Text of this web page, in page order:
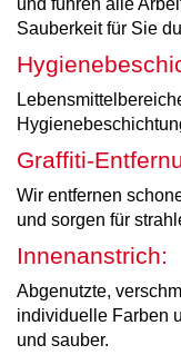
und führen alle
Sauberkeit für Sie
Graffiti-
Wir entfernen
und sorgen für
Innenanstrich:
Abgenutzte,
individuelle Farben
und sauber.